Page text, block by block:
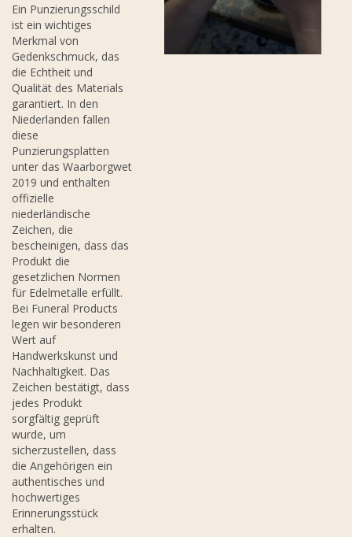
Ein Punzierungsschild
ist ein wichtiges
Merkmal von
Gedenkschmuck, das
die Echtheit und
Qualität des Materials
garantiert. In den
Niederlanden fallen
diese
Punzierungsplatten
unter das Waarborgwet
2019 und enthalten
offizielle
niederländische
Zeichen, die
bescheinigen, dass das
Produkt die
gesetzlichen Normen
für Edelmetalle erfüllt.
Bei Funeral Products
legen wir besonderen
Wert auf
Handwerkskunst und
Nachhaltigkeit. Das
Zeichen bestätigt, dass
jedes Produkt
sorgfältig geprüft
wurde, um
sicherzustellen, dass
die Angehörigen ein
authentisches und
hochwertiges
Erinnerungsstück
erhalten.